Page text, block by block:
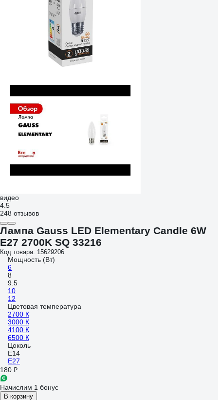
видео
4.5
248 отзывов
Лампа Gauss LED Elementary Candle 6W
E27 2700K SQ 33216
Код товара: 15629206
Мощность (Вт)
6
8
9.5
10
12
Цветовая температура
2700 К
3000 К
4100 К
6500 К
Цоколь
E14
E27
180 ₽
Начислим 1 бонус
В корзину